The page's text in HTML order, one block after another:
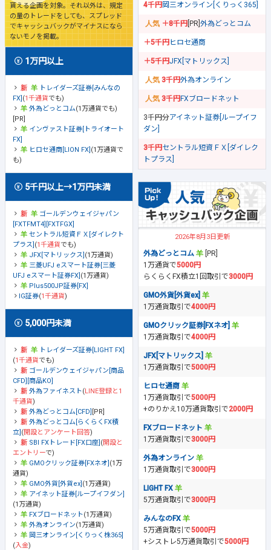
貰える企画を対象。それ以外は、規定
の量のトレードをしても、スプレッド
でキャッシュバックがマイナスになら
ないモノを掲載。
1万円以上
トレイダーズ証券[みんなの
FX] (1千通貨でも)
外為どっとコム(1万通貨でも)
[PR]
インヴァスト証券[トライオート
FX]
ヒロセ通商[LION FX] (1万通貨で
も)
5千円以上→1万円未満
ゴールデンウェイジャパン
[FXTFMT4][FXTFGX]
セントラル短資ＦＸ[ダイレクト
プラス] (1千通貨でも)
JFX[マトリックス] (1万通貨)
三菱UFJ eスマート証券[三菱
UFJ eスマート証券FX] (1万通貨)
Plus500JP証券[FX]
IG証券(1千通貨)
5,000円未満
トレイダーズ証券[LIGHT FX]
(1千通貨でも)
ゴールデンウェイジャパン[商品
CFD][商品KO]
外為ファイネスト(LINE登録と1
千通貨)
外為どっとコム[CFD] [PR]
外為どっとコム[らくらくFX積
立] (開設とアンケート回答)
SBI FXトレード[FX口座] (開設と
エントリーで)
GMOクリック証券[FXネオ] (1万
通貨)
GMO外貨[外貨ex] (1万通貨)
アイネット証券[ループイフダン]
(1万通貨)
FXブロードネット(1万通貨)
外為オンライン(1万通貨)
岡三オンライン[くりっく株365]
(入金)
4千円岡三オンライン[くりっく365]
＋8千円 [PR] 外為どっとコム
＋5千円ヒロセ通商
＋5千円JFX[マトリックス]
3千円外為オンライン
3千円FXブロードネット
3千円分アイネット証券[ループイフ
ダン]
3千円セントラル短資ＦＸ[ダイレク
トプラス]
2026年8月3日更新
外為どっとコム
[PR]
1万通貨で5000円
らくらくFX積立1回取引で3000円
GMO外貨[外貨ex]
1万通貨取引で4000円
GMOクリック証券[FXネオ]
1万通貨取引で4000円
JFX[マトリックス]
1万通貨取引で5000円
ヒロセ通商
1万通貨取引で5000円
+のりかえ10万通貨取引で2000円
FXブロードネット
1万通貨取引で3000円
外為オンライン
1万通貨取引で3000円
LIGHT FX
5万通貨取引で3000円
みんなのFX
5万通貨取引で5000円
+シストレ5万通貨取引で5000円